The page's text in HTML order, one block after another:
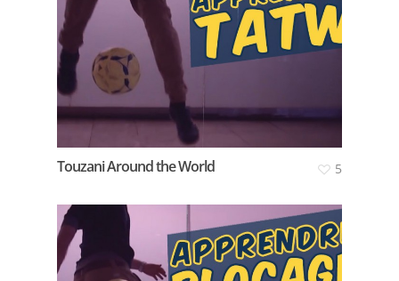
Touzani Around the World 5